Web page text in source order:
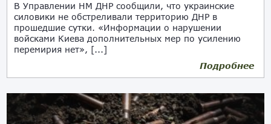
В Управлении НМ ДНР сообщили, что украинские
силовики не обстреливали территорию ДНР в
прошедшие сутки. «Информации о нарушении
войсками Киева дополнительных мер по усилению
перемирия нет», [...]
Подробнее